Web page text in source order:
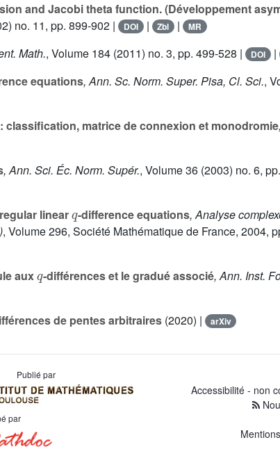
and Jacobi theta function. (Développement
no. 11, pp. 899-902 | DOI | Zbl | MR
Math., Volume 184 (2011) no. 3, pp. 499-528 | DOI |
equations, Ann. Sc. Norm. Super. Pisa, Cl. Sci.,
matrice de connexion et monodromie
, Ann. Sci. Éc. Norm. Supér., Volume 36(2003) no. 6,
linear -difference equations, Analyse
, Volume 296, Société Mathématique de France, 2004,
aux -différences et le gradué associé, Ann. Inst.
de pentes arbitraires(2020) | arXiv
Publié par
par
Accessibilité - non